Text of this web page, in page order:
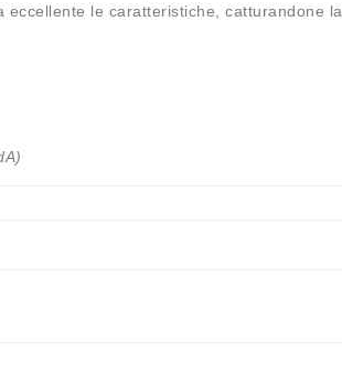
le caratteristiche, catturandone la